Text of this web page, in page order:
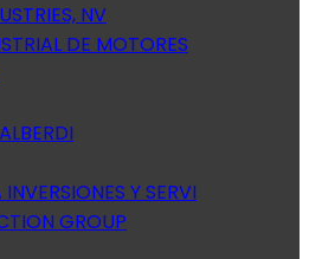
NV
DE MOTORES
Y SERVI
GROUP